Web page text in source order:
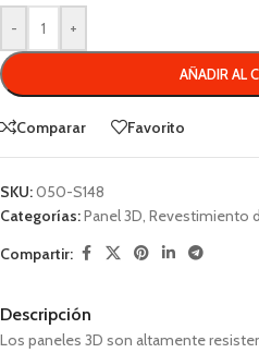
- +
AÑADIR AL
Comparar Favorito
SKU:050-S148
Categorías:Panel 3D, Revestimiento
Compartir:
Descripción
Los paneles 3D son altamente